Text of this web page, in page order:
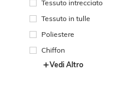
Tessuto intrecciato
Tessuto in tulle
Poliestere
Chiffon
Vedi Altro